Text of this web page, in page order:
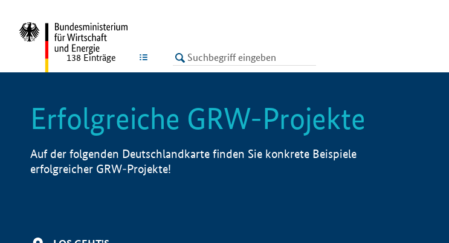
LISTE
138 Einträge
Erfolgreiche GRW-Projekte
Auf der folgenden Deutschlandkarte finden Sie konkrete Beispiele
erfolgreicher GRW-Projekte!